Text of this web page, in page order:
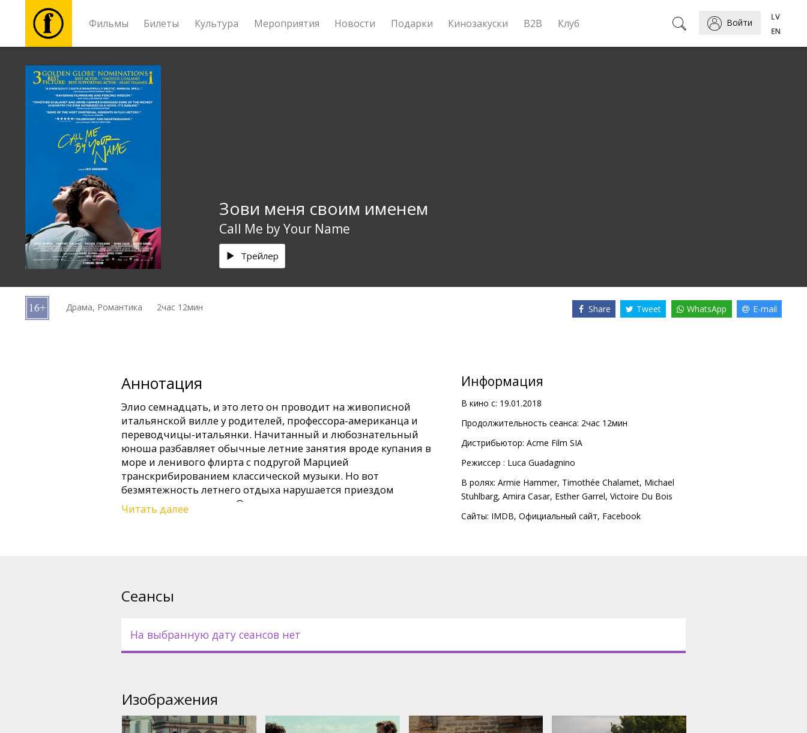
Фильмы Билеты Культура Мероприятия Новости Подарки Кинозакуски B2B Клуб Войти
Фильмы
Билеты
Культура
Мероприятия
Новости
Подарки
B2B
Зови меня своим именем
Call Me by Your Name
Трейлер
Драма, Романтика 2час 12мин Share Tweet WhatsApp E-mail
Аннотация
Элио семнадцать, и это лето он проводит на живописной
итальянской вилле у родителей, профессора-американца и
переводчицы-итальянки. Начитанный и любознательный
юноша разбавляет обычные летние занятия вроде купания в
море и ленивого флирта с подругой Марцией
транскрибированием классической музыки. Но вот
безмятежность летнего отдыха нарушается приездом
молодого американца Оливера...
Читать далее
Информация
В кино с: 19.01.2018
Продолжительность сеанса: 2час 12мин
Дистрибьютор: Acme Film SIA
Pежиссер : Luca Guadagnino
В ролях: Armie Hammer, Timothée Chalamet, Michael
Stuhlbarg, Amira Casar, Esther Garrel, Victoire Du Bois
Сайты: IMDB, Официальный сайт, Facebook
Сеансы
На выбранную дату сеансов нет
Изображения